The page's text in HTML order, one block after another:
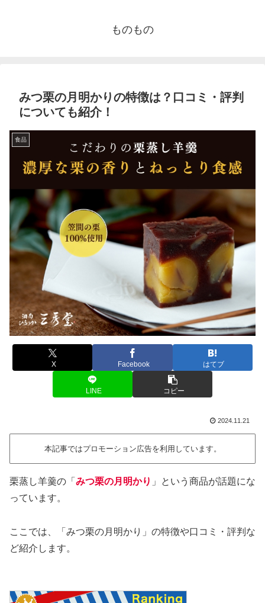
ものもの
みつ栗の月明かりの特徴は？口コミ・評判
についても紹介！
食品
X Facebook はてブ
LINE コピー
2024.11.21
本記事ではプロモーション広告を利用しています。
栗蒸し羊羹の「 みつ栗の月明かり 」という商品が話題にな
っています。
ここでは、「みつ栗の月明かり」の特徴や口コミ・評判な
ど紹介します。